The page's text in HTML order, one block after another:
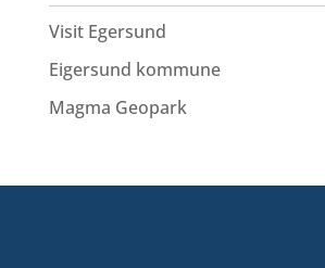
Visit Egersund
Eigersund kommune
Magma Geopark